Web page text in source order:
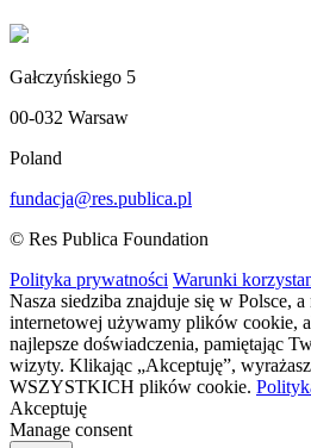
Gałczyńskiego 5
00-032 Warsaw
Poland
fundacja@res.publica.pl
© Res Publica Foundation
Polityka prywatności Warunki
Nasza siedziba znajduje się w Polsce, a
internetowej używamy plików cookie,
najlepsze doświadczenia, pamiętając
wizyty. Klikając „Akceptuję”,
WSZYSTKICH plików cookie.
Akceptuję
Manage consent